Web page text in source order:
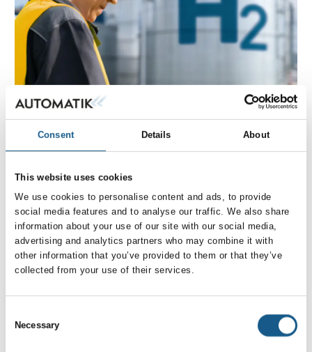
Consent Details About
This website uses cookies
We use cookies to personalise content and ads, to provide
social media features and to analyse our traffic. We also share
information about your use of our site with our social media,
advertising and analytics partners who may combine it with
other information that you’ve provided to them or that they’ve
collected from your use of their services.
Selection
Necessary
udfordring?
Brint anses for at være fremtidens energibærer. Den
har mange anvendelsesmuligheder: Den bruges
f.eks. i industrien til stålproduktion, i kemi- og
glasindustrien, inden for mobilitet som brændstof til